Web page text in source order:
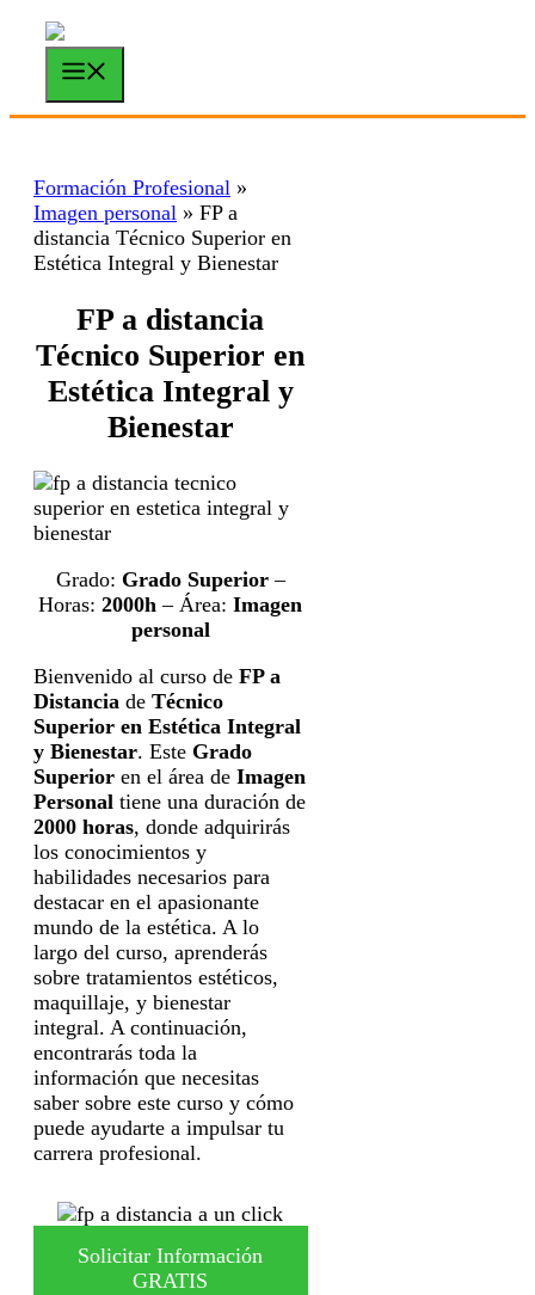
Saltar
contenido
Formación Profesional »
Imagen personal » FP a
distancia Técnico Superior en
Estética Integral y Bienestar
FP a distancia
Técnico Superior en
Estética Integral y
Bienestar
Grado: Grado Superior–
Horas:2000h – Área:Imagen
personal
Bienvenido al curso de FP a
Distancia de Técnico
Superior en Estética Integral
y Bienestar. Este Grado
Superior en el área de Imagen
Personal tiene una duración de
2000 horas, donde adquirirás
los conocimientos y
habilidades necesarios para
destacar en el apasionante
mundo de la estética. A lo
largo del curso, aprenderás
sobre tratamientos estéticos,
maquillaje, y bienestar
integral. A continuación,
encontrarás toda la
información que necesitas
saber sobre este curso y cómo
puede ayudarte a impulsar tu
carrera profesional.
Solicitar Información
GRATIS